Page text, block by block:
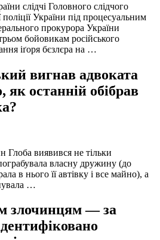
слідчі Головного слідчого
України під процесуальним
прокурора України
бойовикам російського
іґоря бєзлєра на …
вигнав адвоката
як останній обібрав
Глоба виявився не тільки
власну дружину (до
в нього її автівку і все майно), а
…
злочинцям — за